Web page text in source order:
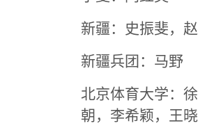
新疆：史振斐，
新疆兵团：马野
北京体育大学：
朝，李希颖，王晓